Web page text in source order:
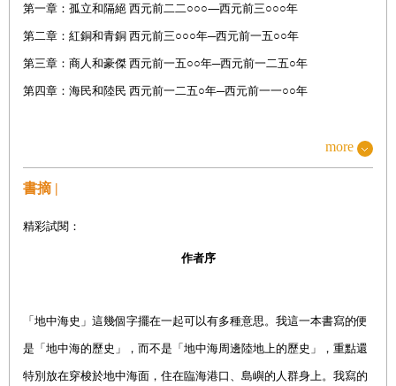
第一章：孤立和隔絕 西元前二二○○○-─西元前三○○○年
第二章：紅銅和青銅 西元前三○○○年─西元前一五○○年
第三章：商人和豪傑 西元前一五○○年─西元前一二五○年
第四章：海民和陸民 西元前一二五○年─西元前一一○○年
第一章：販賣紫色的行商 西元前一○○○年─西元前七○○年
第二章：奧德修斯的後人 西元前八○○年─西元前五五○年
第三章：提雷尼亞人稱霸 西元前八○○年─西元前四○○年
第四章：海絲佩莉迪花園 西元前一○○○年─西元前四○○年
more
書摘 |
精彩試閱：
作者序
「地中海史」這幾個字擺在一起可以有多種意思。我這一本書寫的便
是「地中海的歷史」，而不是「地中海周邊陸地上的歷史」，重點還
特別放在穿梭於地中海面，住在臨海港口、島嶼的人群身上。我寫的